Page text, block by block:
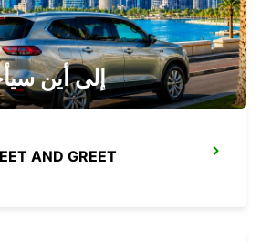
AND GREET
إلى أين